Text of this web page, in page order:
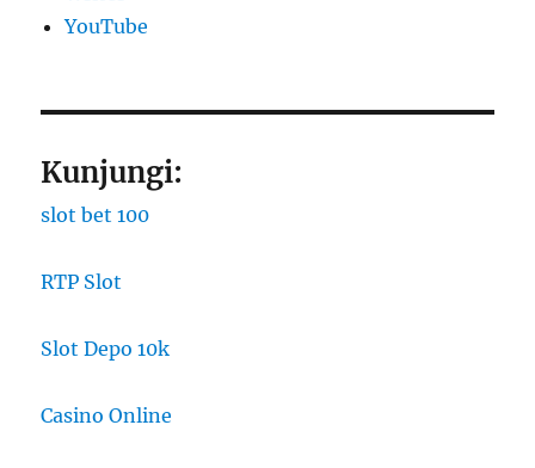
YouTube
Kunjungi:
slot bet 100
RTP Slot
Slot Depo 10k
Casino Online